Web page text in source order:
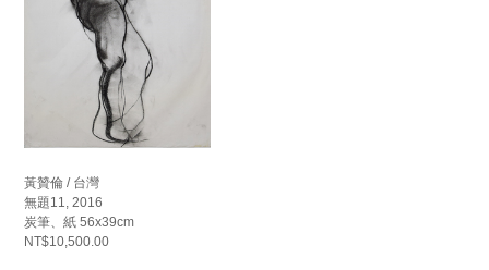
黃贊倫 / 台灣
無題11, 2016
炭筆、紙 56x39cm
NT$10,500.00